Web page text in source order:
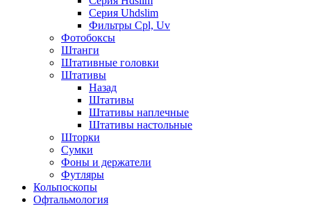
Серия Uhdslim
Фильтры Cpl, Uv
Фотобоксы
Штанги
Штативные головки
Штативы
Назад
Штативы
Штативы наплечные
Штативы настольные
Шторки
Сумки
Фоны и держатели
Футляры
Кольпоскопы
Офтальмология